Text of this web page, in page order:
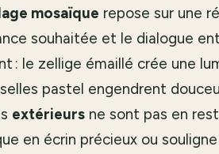
mosaïque repose sur une
souhaitée et le dialogue
: le zellige émaillé crée une
pastel engendrent
extérieurs ne sont pas en
en écrin précieux ou